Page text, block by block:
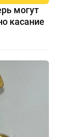
могут
касание